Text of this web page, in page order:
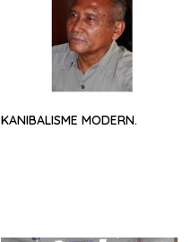
KANIBALISME MODERN.